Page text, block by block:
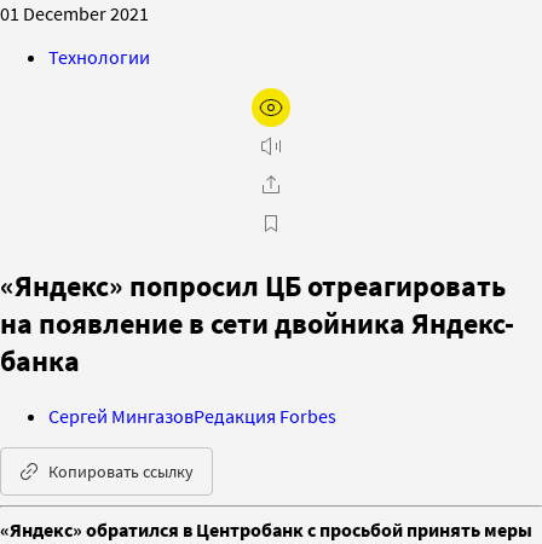
01 December 2021
Технологии
«Яндекс» попросил ЦБ отреагировать
на появление в сети двойника Яндекс-
банка
Сергей МингазовРедакция Forbes
Копировать ссылку
«Яндекс» обратился в Центробанк с просьбой принять меры